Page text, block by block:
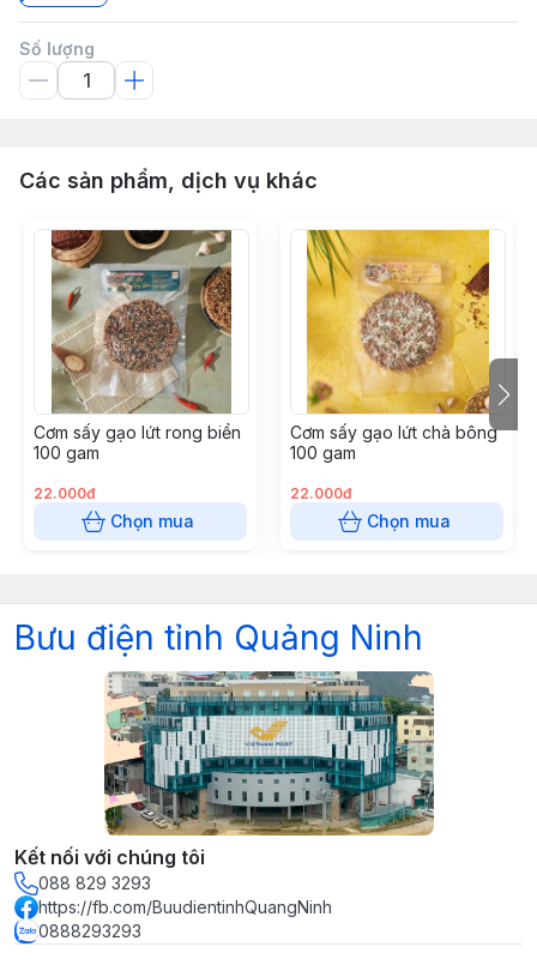
Số lượng
Các sản phẩm, dịch vụ khác
Cơm sấy gạo lứt rong biển
100 gam
22.000đ
Chọn mua
Cơm sấy gạo lứt chà bông
100 gam
22.000đ
Chọn mua
Bưu điện tỉnh Quảng Ninh
Kết nối với chúng tôi
088 829 3293
https://fb.com/BuudientinhQuangNinh
0888293293